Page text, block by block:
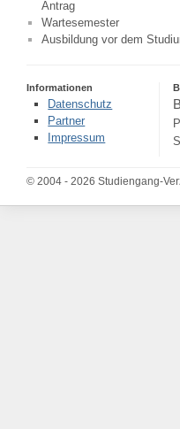
Antrag
Wartesemester
Ausbildung vor dem
Informationen
Datenschutz
Partner
Impressum
© 2004 - 2026 Studiengang-